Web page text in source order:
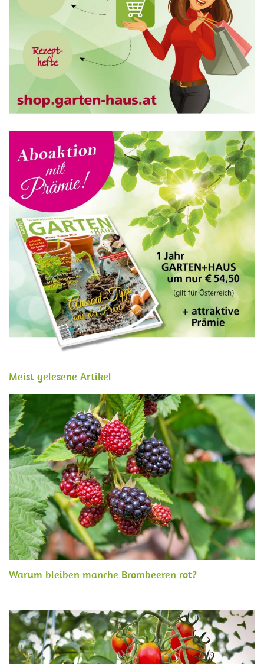
Meist gelesene Artikel
Warum bleiben manche Brombeeren rot?